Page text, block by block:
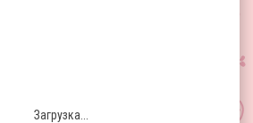
Загрузка...